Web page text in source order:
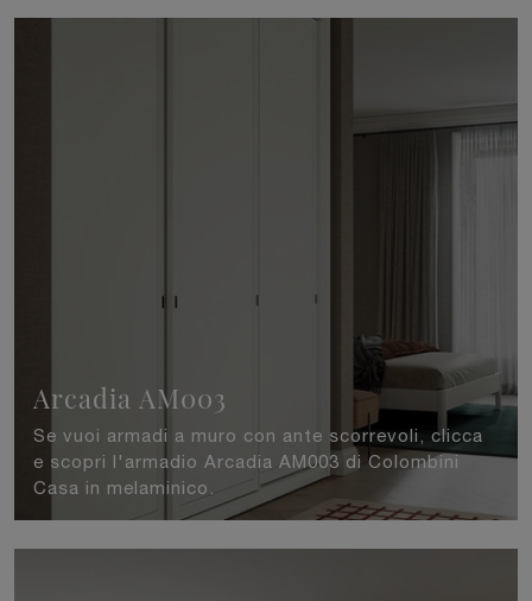
Arcadia AM003
Se vuoi armadi a muro con ante scorrevoli, clicca
e scopri l'armadio Arcadia AM003 di Colombini
Casa in melaminico.